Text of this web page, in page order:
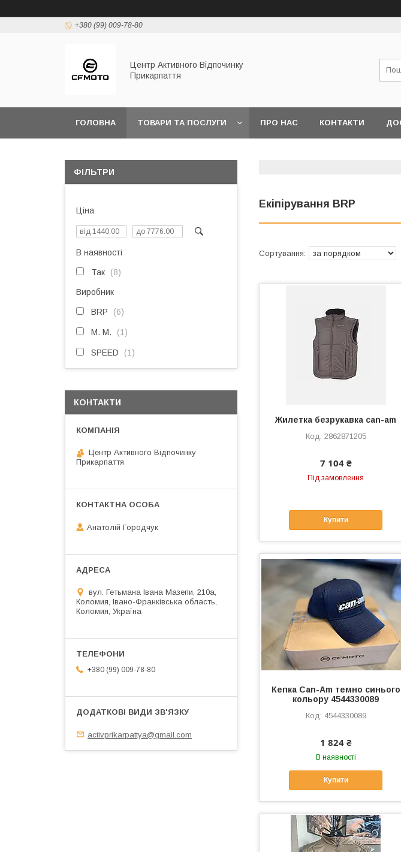
+380 (99) 009-78-80
Центр Активного Відпочинку
Прикарпаття
ГОЛОВНА ТОВАРИ ТА ПОСЛУГИ ПРО НАС КОНТАКТИ
Екіпірування BRP
Жилетка безрукавка can-am
2862871205
7 104 ₴
Під замовлення
Купити
Кепка Can-Am темно синього
кольору 4544330089
4544330089
1 824 ₴
В наявності
Купити
ФІЛЬТРИ
Ціна
В наявності
Так 8
Виробник
BRP 6
M. M. 1
SPEED 1
КОНТАКТИ
Центр Активного Відпочинку
Прикарпаття
Анатолій Городчук
вул. Гетьмана Івана Мазепи, 210а,
Коломия, Івано-Франківська область,
Коломия, Україна
+380 (99) 009-78-80
activprikarpattya@gmail.com